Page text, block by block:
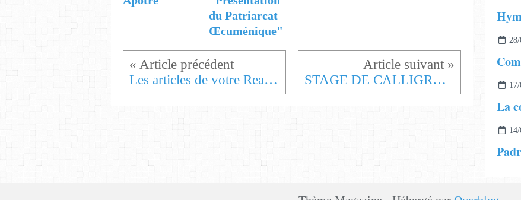
du Patriarcat
Œcuménique"
Les articles de votre Reader cette semaine STAGE DE CALLIGRAPHIE A GORZE
La